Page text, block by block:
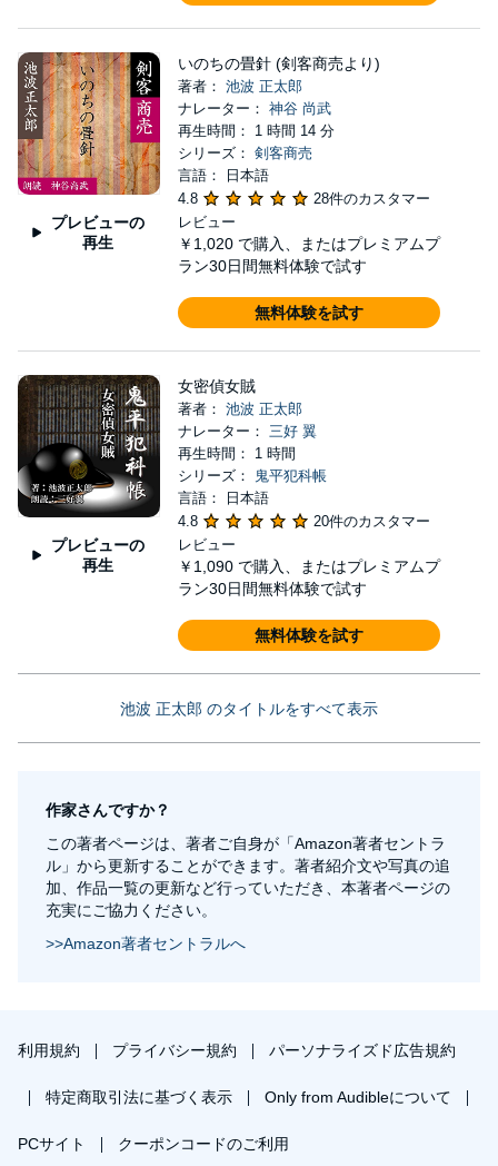
プレビューの
再生
いのちの畳針 (剣客商売より)
著者： 池波 正太郎
ナレーター： 神谷 尚武
再生時間： 1 時間 14 分
シリーズ： 剣客商売
言語： 日本語
4.8
28件のカスタマー
レビュー
￥1,020 で購入、またはプレミアムプ
ラン30日間無料体験で試す
無料体験を試す
プレビューの
再生
女密偵女賊
著者： 池波 正太郎
ナレーター： 三好 翼
再生時間： 1 時間
シリーズ：
鬼平犯科帳
言語： 日本語
4.8
20件のカスタマー
レビュー
￥1,090 で購入、またはプレミアムプ
ラン30日間無料体験で試す
無料体験を試す
池波 正太郎 のタイトルをすべて表示
作家さんですか？
この著者ページは、著者ご自身が「Amazon著者セントラ
ル」から更新することができます。著者紹介文や写真の追
加、作品一覧の更新など行っていただき、本著者ページの
充実にご協力ください。
>>Amazon著者セントラルへ
利用規約 プライバシー規約 パーソナライズド広告規約
特定商取引法に基づく表示 Only from Audibleについて
PCサイト クーポンコードのご利用